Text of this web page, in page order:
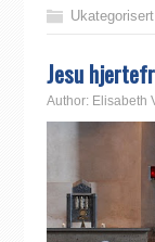
Ukategorisert
Jesu
Author: Elisabeth